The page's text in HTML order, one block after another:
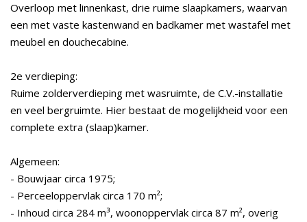
Overloop met linnenkast, drie ruime slaapkamers, waarvan
een met vaste kastenwand en badkamer met wastafel met
meubel en douchecabine.
2e verdieping:
Ruime zolderverdieping met wasruimte, de C.V.-installatie
en veel bergruimte. Hier bestaat de mogelijkheid voor een
complete extra (slaap)kamer.
Algemeen:
- Bouwjaar circa 1975;
- Perceeloppervlak circa 170 m²;
- Inhoud circa 284 m³, woonoppervlak circa 87 m², overig